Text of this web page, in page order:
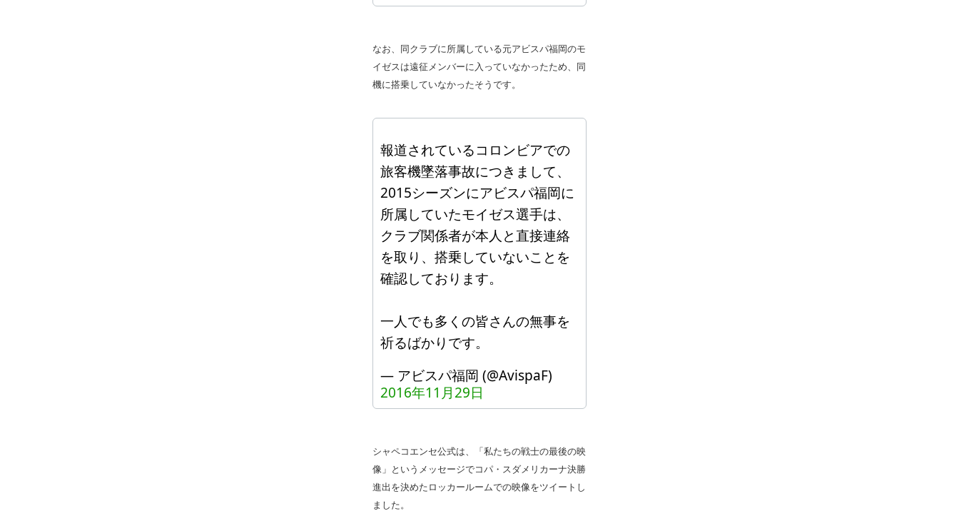
なお、同クラブに所属している元アビスパ福岡のモ
イゼスは遠征メンバーに入っていなかったため、同
機に搭乗していなかったそうです。
報道されているコロンビアでの
旅客機墜落事故につきまして、
2015シーズンにアビスパ福岡に
所属していたモイゼス選手は、
クラブ関係者が本人と直接連絡
を取り、搭乗していないことを
確認しております。
一人でも多くの皆さんの無事を
祈るばかりです。
— アビスパ福岡 (@AvispaF)
2016年11月29日
シャペコエンセ公式は、「私たちの戦士の最後の映
像」というメッセージでコパ・スダメリカーナ決勝
進出を決めたロッカールームでの映像をツイートし
ました。